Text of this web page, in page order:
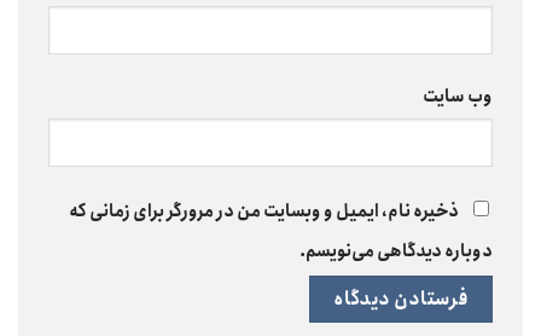
وب‌ سایت
ذخیره نام، ایمیل و وبسایت من در مرورگر برای زمانی که
دوباره دیدگاهی می‌نویسم.